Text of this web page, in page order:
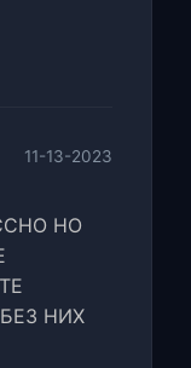
11-13-2023
НО
НИХ